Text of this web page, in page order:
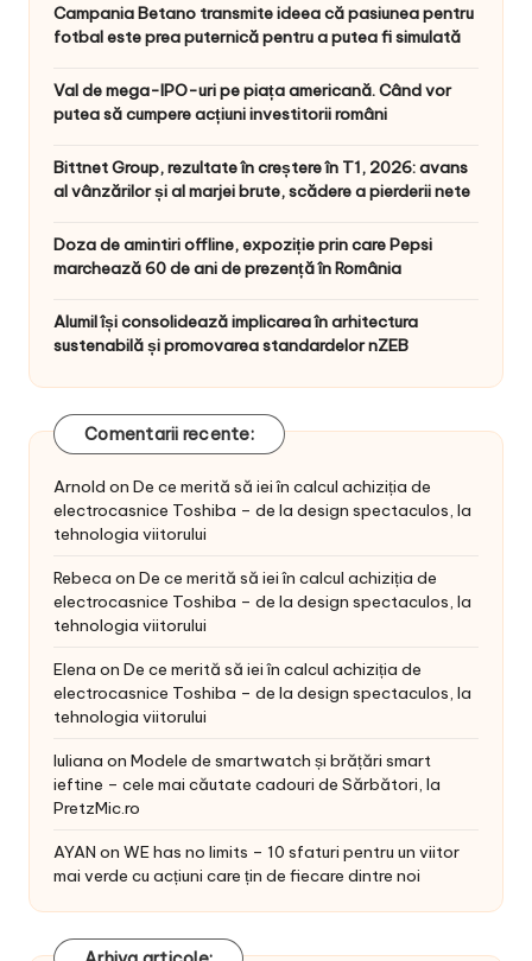
Campania Betano transmite ideea că pasiunea pentru
fotbal este prea puternică pentru a putea fi simulată
Val de mega-IPO-uri pe piața americană. Când vor
putea să cumpere acțiuni investitorii români
Bittnet Group, rezultate în creștere în T1, 2026: avans
al vânzărilor și al marjei brute, scădere a pierderii nete
Doza de amintiri offline, expoziție prin care Pepsi
marchează 60 de ani de prezență în România
Alumil își consolidează implicarea în arhitectura
sustenabilă și promovarea standardelor nZEB
Comentarii recente:
Arnold on De ce merită să iei în calcul achiziția de
electrocasnice Toshiba – de la design spectaculos, la
tehnologia viitorului
Rebeca on De ce merită să iei în calcul achiziția de
electrocasnice Toshiba – de la design spectaculos, la
tehnologia viitorului
Elena on De ce merită să iei în calcul achiziția de
electrocasnice Toshiba – de la design spectaculos, la
tehnologia viitorului
Iuliana on Modele de smartwatch și brățări smart
ieftine – cele mai căutate cadouri de Sărbători, la
PretzMic.ro
AYAN on WE has no limits – 10 sfaturi pentru un viitor
mai verde cu acțiuni care țin de fiecare dintre noi